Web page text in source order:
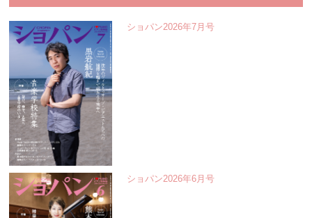
ショパン2026年7月号
ショパン2026年6月号